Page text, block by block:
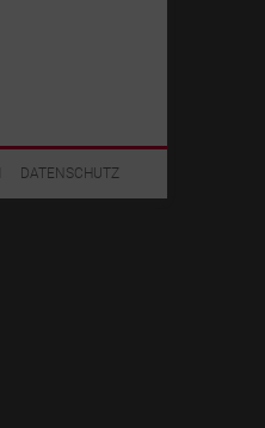
DATENSCHUTZ